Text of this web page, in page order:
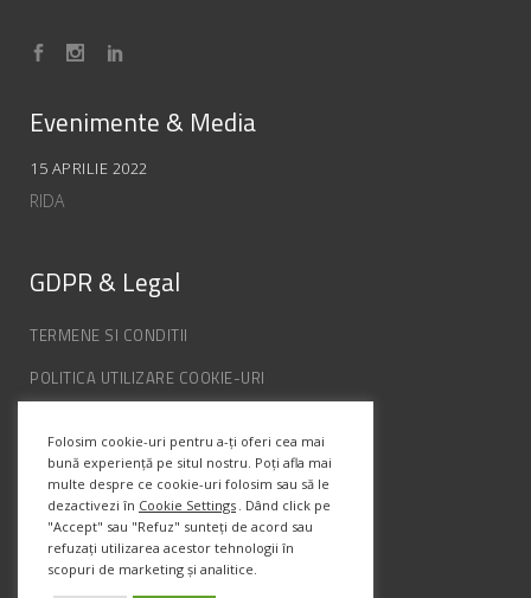
Evenimente & Media
15 APRILIE 2022
RIDA
GDPR & Legal
TERMENE SI CONDITII
POLITICA UTILIZARE COOKIE-URI
ANPC
Info Contact
Str. Semenic, Nr.1, Ap.5, Timisoara.
Folosim cookie-uri pentru a-ți oferi cea mai
bună experiență pe situl nostru. Poți afla mai
multe despre ce cookie-uri folosim sau să le
dezactivezi în Cookie Settings . Dând click pe
"Accept" sau "Refuz" sunteți de acord sau
refuzați utilizarea acestor tehnologii în
scopuri de marketing și analitice.